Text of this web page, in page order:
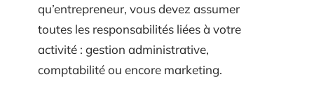
qu’entrepreneur, vous devez assumer
toutes les responsabilités liées à votre
activité : gestion administrative,
comptabilité ou encore marketing.